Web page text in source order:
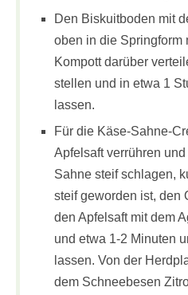
Den Biskuitboden mit
oben in die Springform
Kompott darüber
stellen und in etwa 1
lassen.
Für die Käse-Sahne-
Apfelsaft verrühren
Sahne steif schlagen,
steif geworden ist, den
den Apfelsaft mit dem
und etwa 1-2 Minuten
lassen. Von der
dem Schneebesen